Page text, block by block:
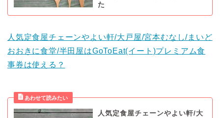
た
人気定食屋チェーンやよい軒/大戸屋/宮本むなし/まいど
おおきに食堂/半田屋はGoToEat(イート)プレミアム食
事券は使える？
人気定食屋チェーンやよい軒/大